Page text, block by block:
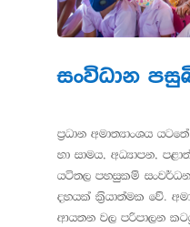
සංවිධාන
ප්‍රධාන අමාත්‍යාංශය
හා සාමය, අධ්‍යාපන,
යටිතල පහසුකම්
දහයක් ක්‍රියාත්මක වේ.
ආයතන වල පරිපාලන